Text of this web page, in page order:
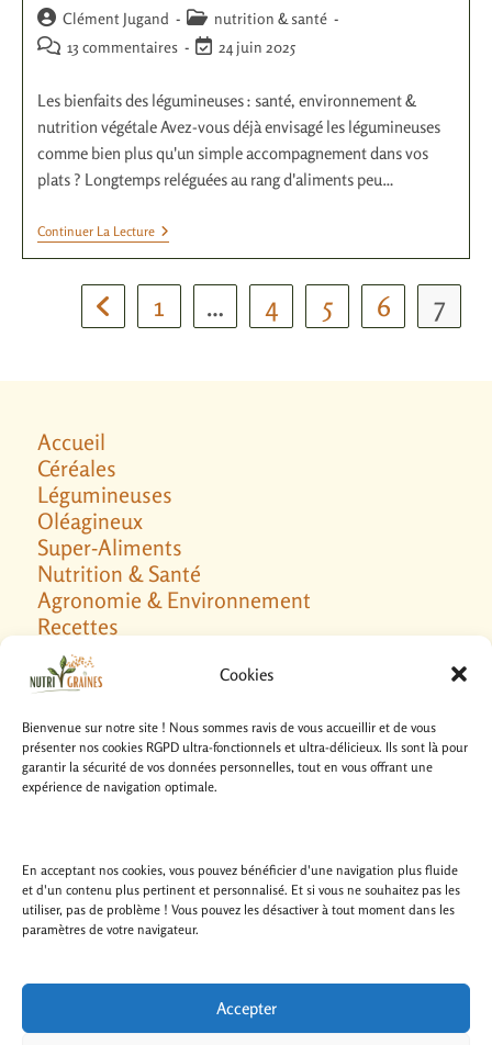
Cookies
Bienvenue sur notre site ! Nous sommes ravis de vous accueillir et de vous
présenter nos cookies RGPD ultra-fonctionnels et ultra-délicieux. Ils sont là pour
garantir la sécurité de vos données personnelles, tout en vous offrant une
expérience de navigation optimale.
En acceptant nos cookies, vous pouvez bénéficier d'une navigation plus fluide
et d'un contenu plus pertinent et personnalisé. Et si vous ne souhaitez pas les
utiliser, pas de problème ! Vous pouvez les désactiver à tout moment dans les
paramètres de votre navigateur.
Accepter
Clément Jugand
nutrition & santé
13 commentaires
24 juin 2025
Les bienfaits des légumineuses : santé, environnement &
nutrition végétale Avez-vous déjà envisagé les légumineuses
comme bien plus qu'un simple accompagnement dans vos
plats ? Longtemps reléguées au rang d'aliments peu…
Continuer La Lecture
1 … 4 5 6 7
Accueil
Céréales
Légumineuses
Oléagineux
Super-Aliments
Nutrition & Santé
Agronomie & Environnement
Recettes
Galerie
Blog